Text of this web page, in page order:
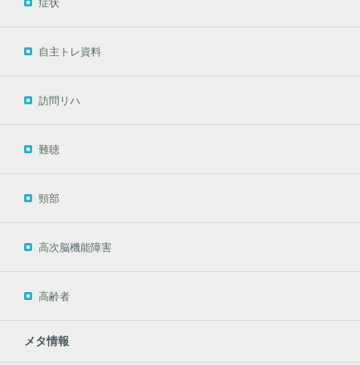
症状
自主トレ資料
訪問リハ
難聴
頸部
高次脳機能障害
高齢者
メタ情報